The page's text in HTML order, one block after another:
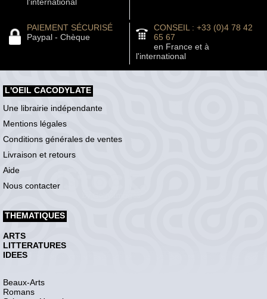
PAIEMENT SÉCURISÉ
Paypal - Chèque
CONSEIL : +33 (0)4 78 42
65 67
en France et à
l'international
L'OEIL CACODYLATE
Une librairie indépendante
Mentions légales
Conditions générales de ventes
Livraison et retours
Aide
Nous contacter
THEMATIQUES
ARTS
LITTERATURES
IDEES
Beaux-Arts
Romans